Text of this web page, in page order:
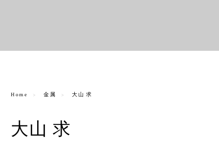
Home 金属 大山 求
大山 求